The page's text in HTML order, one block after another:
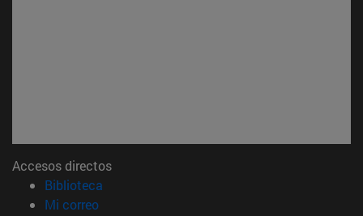
Accesos directos
Biblioteca
Mi correo(abre en nueva ventana)